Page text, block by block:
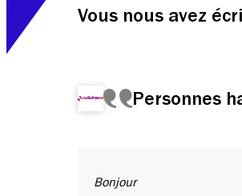
Vous nous avez
Personnes
Bonjour